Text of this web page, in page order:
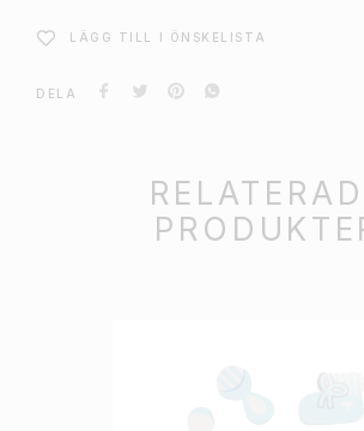
LÄGG TILL I ÖNSKELISTA
DELA